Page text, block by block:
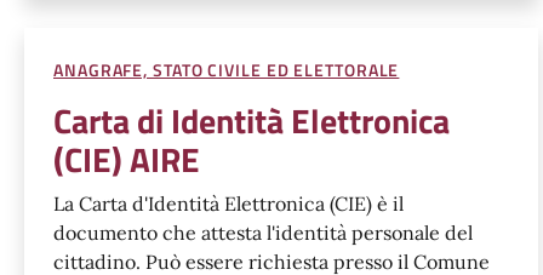
ANAGRAFE, STATO CIVILE ED ELETTORALE
Carta di Identità Elettronica
(CIE) AIRE
La Carta d'Identità Elettronica (CIE) è il
documento che attesta l'identità personale del
cittadino. Può essere richiesta presso il Comune